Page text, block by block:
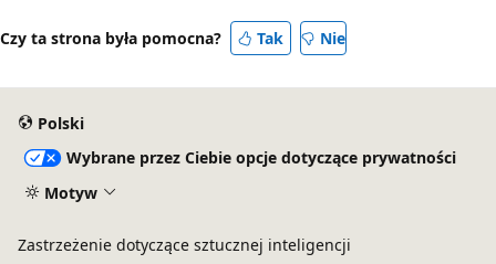
Czy ta strona była pomocna? Tak Nie
Polski
Wybrane przez Ciebie opcje dotyczące prywatności
Motyw
Zastrzeżenie dotyczące sztucznej inteligencji